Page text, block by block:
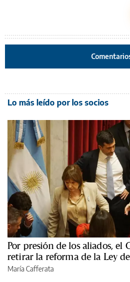
Lo más leído por los socios
Por presión de los aliados, el
retirar la reforma de la Ley
María Cafferata